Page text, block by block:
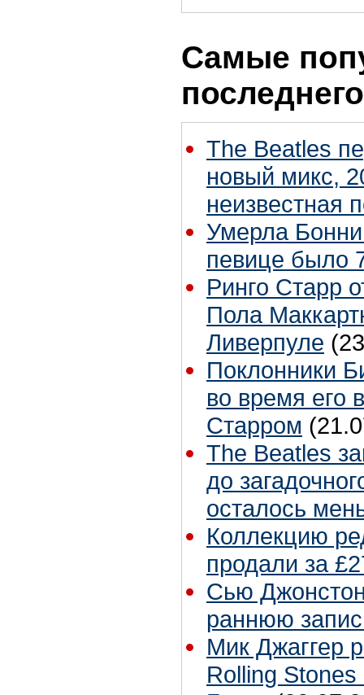
Самые
The Beatles
новый микс,
неизвестная
Умерла
певице было
Ринго Старр
Пола
Ливерпуле
Поклонники
во время его
Старром
The Beatles
до
осталось
Коллекцию
продали за
Сью
раннюю
Мик Джаггер
Rolling